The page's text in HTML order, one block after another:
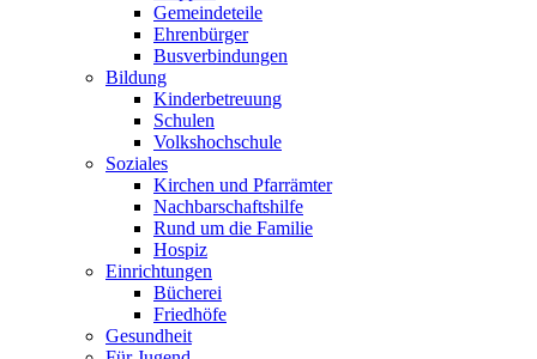
Gemeindeteile
Ehrenbürger
Busverbindungen
Bildung
Kinderbetreuung
Schulen
Volkshochschule
Soziales
Kirchen und Pfarrämter
Nachbarschaftshilfe
Rund um die Familie
Hospiz
Einrichtungen
Bücherei
Friedhöfe
Gesundheit